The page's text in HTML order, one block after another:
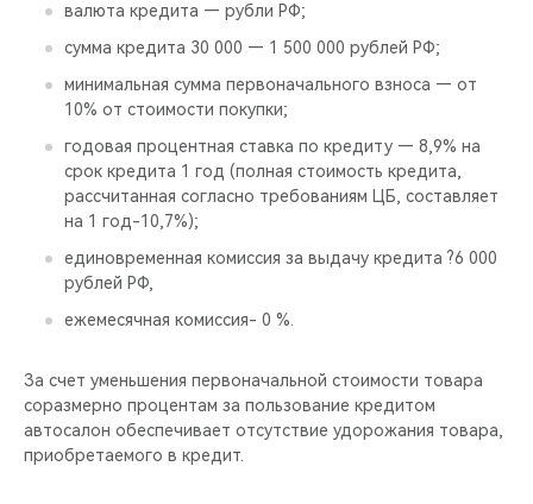
валюта кредита — рубли РФ;
сумма кредита 30 000 — 1 500 000 рублей РФ;
минимальная сумма первоначального взноса — от
10% от стоимости покупки;
годовая процентная ставка по кредиту — 8,9% на
срок кредита 1 год (полная стоимость кредита,
рассчитанная согласно требованиям ЦБ, составляет
на 1 год-10,7%);
единовременная комиссия за выдачу кредита ?6 000
рублей РФ,
ежемесячная комиссия- 0 %.
За счет уменьшения первоначальной стоимости товара
соразмерно процентам за пользование кредитом
автосалон обеспечивает отсутствие удорожания товара,
приобретаемого в кредит.